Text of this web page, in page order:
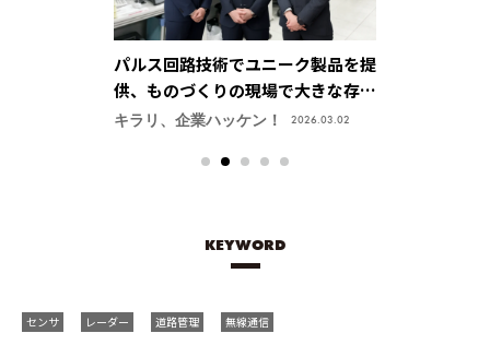
多様なエキスパートが、つながって
モノを創るから面白い・ひろがる
【日本発条株式会社（ニッパツ）】
キラリ、企業ハッケン！ 2024.09.30
KEYWORD
センサ レーダー 道路管理 無線通信